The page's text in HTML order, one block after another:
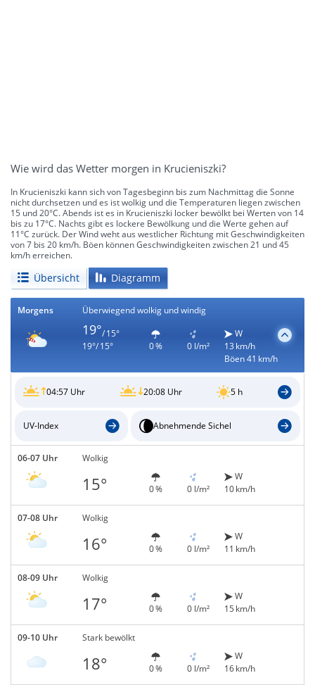
Wie wird das Wetter morgen in Krucieniszki?
In Krucieniszki kann sich von Tagesbeginn bis zum Nachmittag die Sonne
nicht durchsetzen und es ist wolkig und die Temperaturen liegen zwischen
15 und 20°C. Abends ist es in Krucieniszki locker bewölkt bei Werten von 14
bis zu 17°C. Nachts gibt es lockere Bewölkung und die Werte gehen auf
11°C zurück. Der Wind weht aus westlicher Richtung mit Geschwindigkeiten
von 7 bis 20 km/h. Böen können Geschwindigkeiten zwischen 21 und 45
km/h erreichen.
Übersicht Diagramm
Morgens Überwiegend wolkig und windig
19°/ 15°
19°/ 15°
0 % 0 l/m²
W
13 km/h
Böen 41 km/h
04:57 Uhr 20:08 Uhr 5 h
UV-Index Abnehmende Sichel
06-07 Uhr Wolkig
15° 0 % 0 l/m²
W
10 km/h
07-08 Uhr Wolkig
16° 0 % 0 l/m²
W
11 km/h
08-09 Uhr Wolkig
17° 0 % 0 l/m²
W
15 km/h
09-10 Uhr Stark bewölkt
18° 0 % 0 l/m²
W
16 km/h